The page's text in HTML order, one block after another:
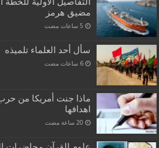
مضيق هرمز
سأل أحد العلماء تلميذه
‏6 ساعات مضت
ماذا جنت أمريكا من
اهدافها